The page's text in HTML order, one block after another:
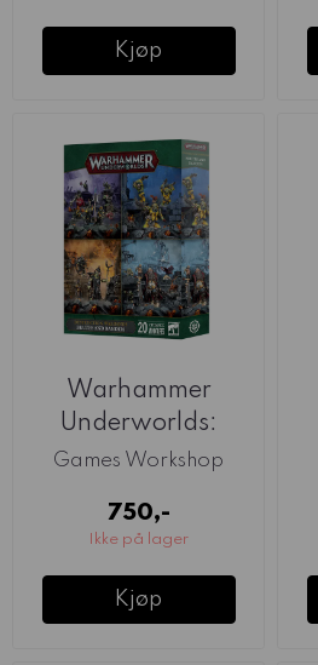
Kjøp
Warhammer
Underworlds:
Brutes And Bandits
Games Workshop
750,-
Ikke på lager
Kjøp